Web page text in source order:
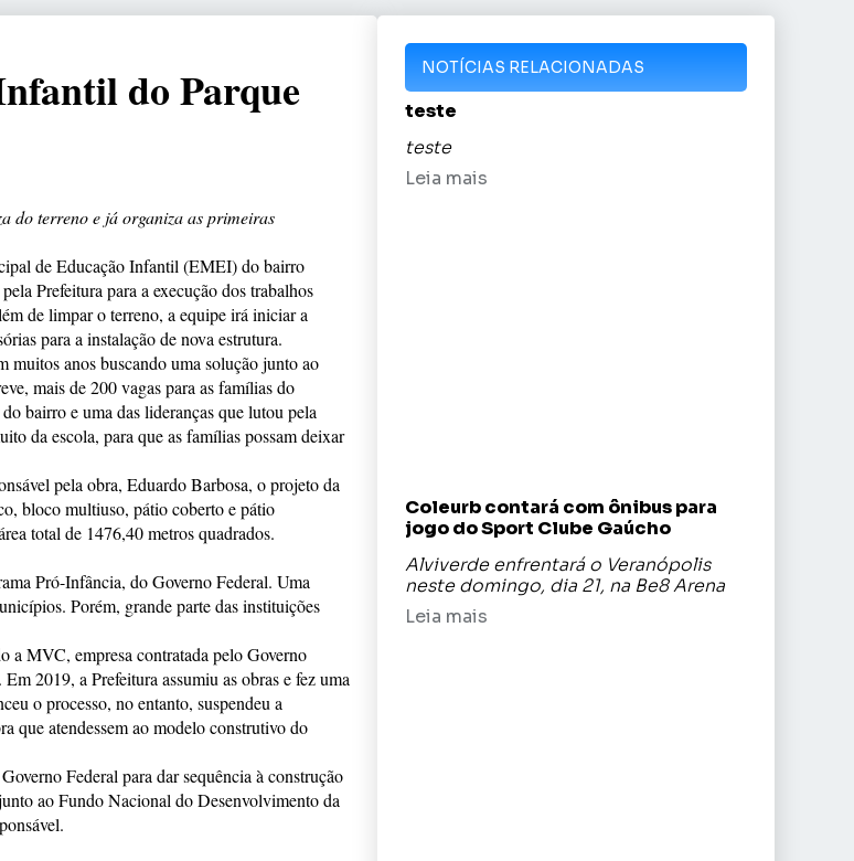
do Parque
do terreno e já organiza as primeiras
de Educação Infantil (EMEI) do bairro
Prefeitura para a execução dos trabalhos
de limpar o terreno, a equipe irá iniciar a
para a instalação de nova estrutura.
anos buscando uma solução junto ao
mais de 200 vagas para as famílias do
bairro e uma das lideranças que lutou pela
da escola, para que as famílias possam deixar
pela obra, Eduardo Barbosa, o projeto da
bloco multiuso, pátio coberto e pátio
total de 1476,40 metros quadrados.
Pró-Infância, do Governo Federal. Uma
Porém, grande parte das instituições
a MVC, empresa contratada pelo Governo
2019, a Prefeitura assumiu as obras e fez uma
o processo, no entanto, suspendeu a
que atendessem ao modelo construtivo do
Federal para dar sequência à construção
ao Fundo Nacional do Desenvolvimento da
NOTÍCIAS RELACIONADAS
teste
teste
Leia mais
Coleurb contará com ônibus para
jogo do Sport Clube Gaúcho
Alviverde enfrentará o Veranópolis
neste domingo, dia 21, na Be8 Arena
Leia mais